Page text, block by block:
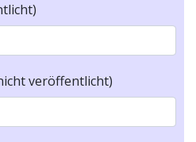
veröffentlicht)